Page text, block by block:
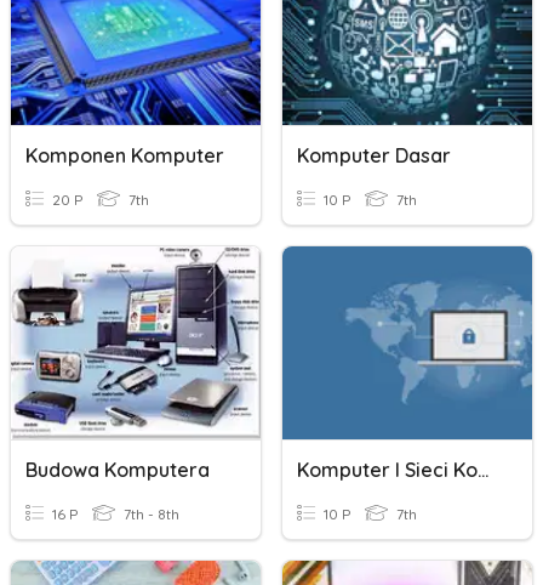
Komponen Komputer
20 P 7th
Komputer Dasar
10 P 7th
Budowa Komputera
16 P 7th - 8th
Komputer I Sieci Komputerowe
10 P 7th